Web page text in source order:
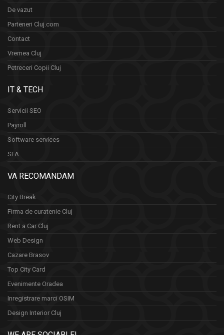
De vazut
Parteneri Cluj.com
Contact
Vremea Cluj
Petreceri Copii Cluj
IT & TECH
Servicii SEO
Payroll
Software services
SFA
VA RECOMANDAM
City Break
Firma de curatenie Cluj
Rent a Car Cluj
Web Design
Cazare Brasov
Top City Card
Evenimente Oradea
Inregistrare marci OSIM
Design Interior Cluj